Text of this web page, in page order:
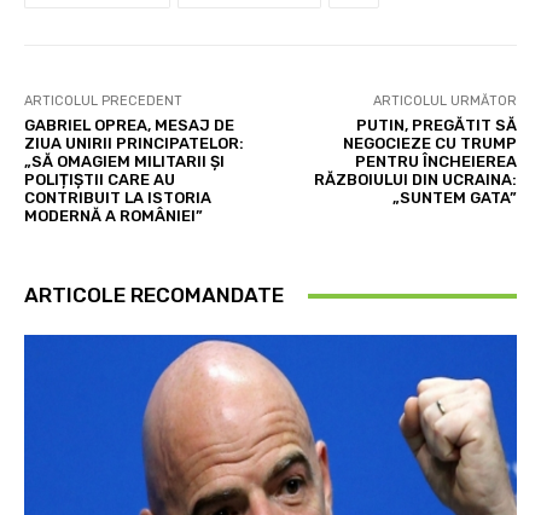
ARTICOLUL PRECEDENT
GABRIEL OPREA, MESAJ DE
ZIUA UNIRII PRINCIPATELOR:
„SĂ OMAGIEM MILITARII ȘI
POLIȚIȘTII CARE AU
CONTRIBUIT LA ISTORIA
MODERNĂ A ROMÂNIEI”
ARTICOLUL URMĂTOR
PUTIN, PREGĂTIT SĂ
NEGOCIEZE CU TRUMP
PENTRU ÎNCHEIEREA
RĂZBOIULUI DIN UCRAINA:
„SUNTEM GATA”
ARTICOLE RECOMANDATE